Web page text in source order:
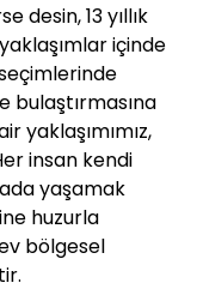
desin, 13 yıllık
içinde
bulaştırmasına
yaklaşımımız,
insan kendi
yaşamak
huzurla
bölgesel